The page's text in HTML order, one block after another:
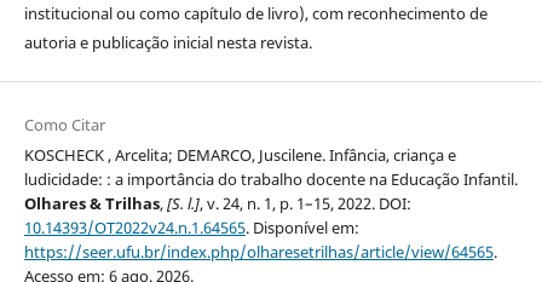
institucional ou como capítulo de livro), com reconhecimento de
autoria e publicação inicial nesta revista.
Como Citar
KOSCHECK , Arcelita; DEMARCO, Juscilene. Infância, criança e
ludicidade: : a importância do trabalho docente na Educação Infantil.
Olhares & Trilhas,[S. l.], v. 24, n. 1, p. 1–15, 2022. DOI:
10.14393/OT2022v24.n.1.64565. Disponível em:
https://seer.ufu.br/index.php/olharesetrilhas/article/view/64565.
Acesso em: 6 ago. 2026.